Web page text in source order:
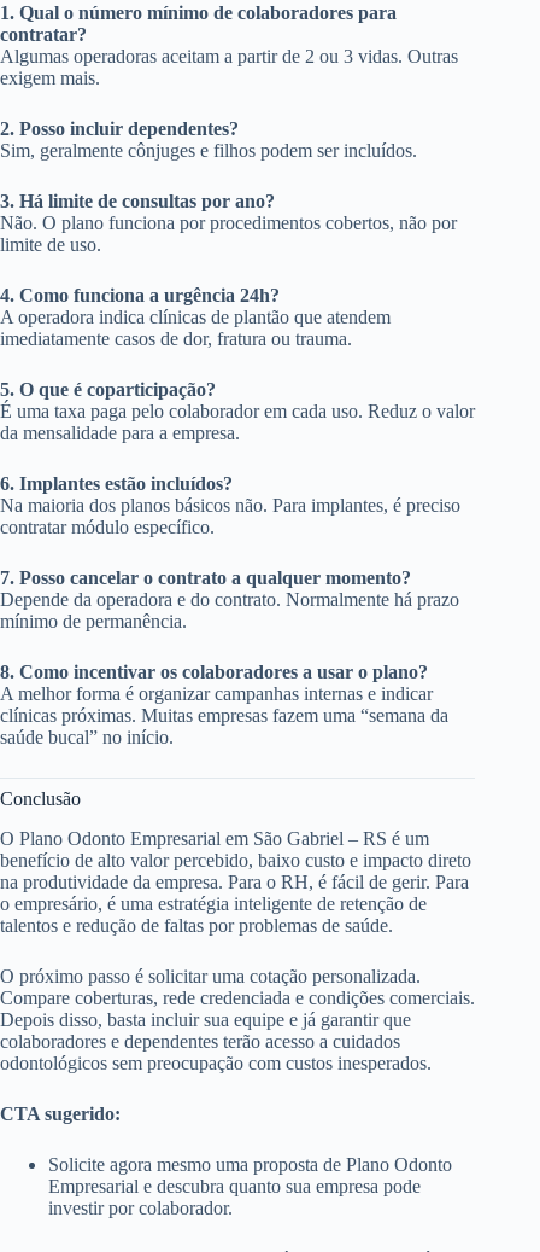
1. Qual o número mínimo de colaboradores para
contratar?
Algumas operadoras aceitam a partir de 2 ou 3 vidas. Outras
exigem mais.
2. Posso incluir dependentes?
Sim, geralmente cônjuges e filhos podem ser incluídos.
3. Há limite de consultas por ano?
Não. O plano funciona por procedimentos cobertos, não por
limite de uso.
4. Como funciona a urgência 24h?
A operadora indica clínicas de plantão que atendem
imediatamente casos de dor, fratura ou trauma.
5. O que é coparticipação?
É uma taxa paga pelo colaborador em cada uso. Reduz o valor
da mensalidade para a empresa.
6. Implantes estão incluídos?
Na maioria dos planos básicos não. Para implantes, é preciso
contratar módulo específico.
7. Posso cancelar o contrato a qualquer momento?
Depende da operadora e do contrato. Normalmente há prazo
mínimo de permanência.
8. Como incentivar os colaboradores a usar o plano?
A melhor forma é organizar campanhas internas e indicar
clínicas próximas. Muitas empresas fazem uma “semana da
saúde bucal” no início.
Conclusão
O Plano Odonto Empresarial em São Gabriel – RS é um
benefício de alto valor percebido, baixo custo e impacto direto
na produtividade da empresa. Para o RH, é fácil de gerir. Para
o empresário, é uma estratégia inteligente de retenção de
talentos e redução de faltas por problemas de saúde.
O próximo passo é solicitar uma cotação personalizada.
Compare coberturas, rede credenciada e condições comerciais.
Depois disso, basta incluir sua equipe e já garantir que
colaboradores e dependentes terão acesso a cuidados
odontológicos sem preocupação com custos inesperados.
CTA sugerido:
Solicite agora mesmo uma proposta de Plano Odonto
Empresarial e descubra quanto sua empresa pode
investir por colaborador.